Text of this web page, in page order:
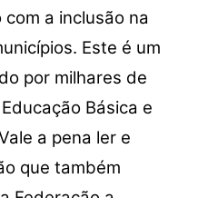
a inclusão na
Este é um
por milhares de
Básica e
a pena ler e
que também